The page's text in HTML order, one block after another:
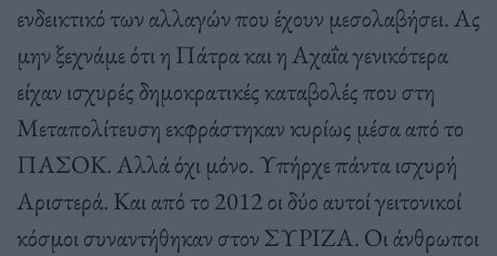
ενδεικτικό των αλλαγών που έχουν μεσολαβήσει. Ας
μην ξεχνάμε ότι η Πάτρα και η Αχαΐα γενικότερα
είχαν ισχυρές δημοκρατικές καταβολές που στη
Μεταπολίτευση εκφράστηκαν κυρίως μέσα από το
ΠΑΣΟΚ. Αλλά όχι μόνο. Υπήρχε πάντα ισχυρή
Αριστερά. Και από το 2012 οι δύο αυτοί γειτονικοί
κόσμοι συναντήθηκαν στον ΣΥΡΙΖΑ. Οι άνθρωποι